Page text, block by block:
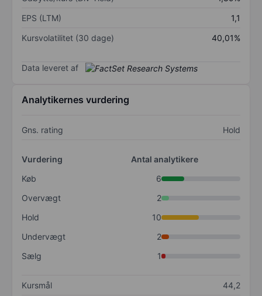
EPS (LTM)
1,1
Kursvolatilitet (30 dage)
40,01%
Data leveret af
Analytikernes vurdering
Gns. rating Hold
Vurdering
Antal analytikere
Køb
6
Overvægt
2
Hold
10
Undervægt
2
Sælg
1
Kursmål
44,2